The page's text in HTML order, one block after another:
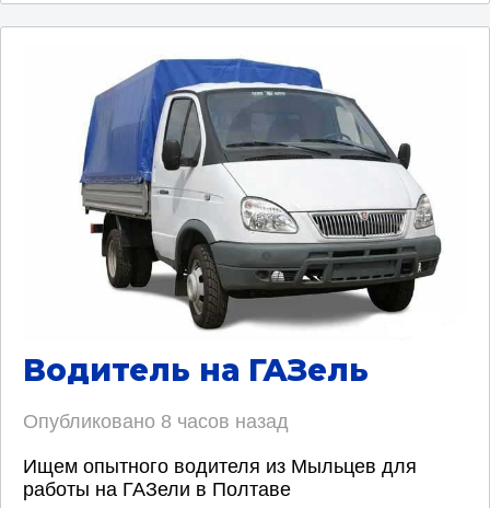
Водитель на ГАЗель
Опубликовано 8 часов назад
Ищем опытного водителя из Мыльцев для
работы на ГАЗели в Полтаве